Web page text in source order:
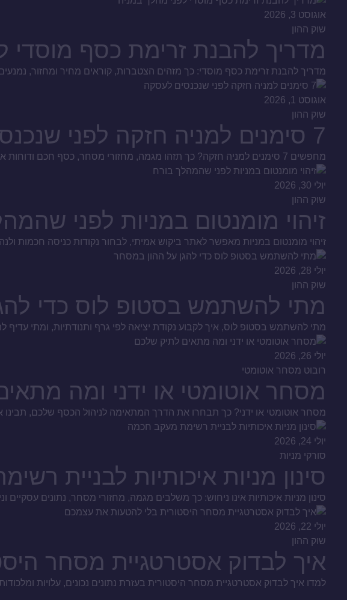
אוגוסט 3, 2026
שוק ההון
מדריך להבנת זרימת כסף מוסדי
מדריך להבנת זרימת כסף מוסדי: כך מזהים הצטברות, קוראים מחיר ומחזור,
אוגוסט 1, 2026
שוק ההון
7 סימנים למניה חזקה לפני שנכנסים לעסקה
מחפשים 7 סימנים למניה חזקה? כך תזהו מגמה, מחזורי מסחר, כסף חכם ודוחות איכותיים, ותבנו תהליך סינון שקול לפני כל החלטת קנייה בשוק ההון הישראלי, ולא שמועות.
יולי 30, 2026
שוק ההון
זיהוי מומנטום במניות לפני
זיהוי מומנטום במניות מאפשר לאתר ביקוש אמיתי, לבחור נקודות כניסה חכמות
יולי 28, 2026
שוק ההון
מתי להשתמש בסטופ לוס כדי
מתי להשתמש בסטופ לוס, איך לקבוע נקודת יציאה לפי גרף ותנודתיות, ומתי
יולי 26, 2026
רובוט מסחר אוטומטי
מסחר אוטומטי או ידני ומה
מסחר אוטומטי או ידני? כך תבחרו את הדרך המתאימה לניהול הכסף שלכם, תבינו
יולי 24, 2026
סורקי מניות
סינון מניות איכותיות לבניית
סינון מניות איכותיות אינו ניחוש: כך משלבים מגמה, מחזורי מסחר, נתונים עסקיים
יולי 22, 2026
שוק ההון
איך לבדוק אסטרטגיית מסחר
למדו איך לבדוק אסטרטגיית מסחר היסטורית בעזרת נתונים נכונים, עלויות